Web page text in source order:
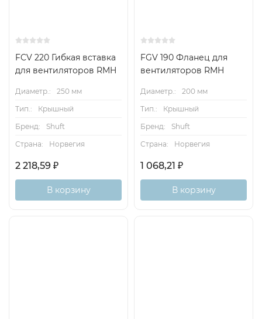
FCV 220 Гибкая вставка
для вентиляторов RMH
Диаметр.:
250 мм
Тип.:
Крышный
Бренд:
Shuft
Страна:
Норвегия
2 218,59 ₽
В корзину
FGV 190 Фланец для
вентиляторов RMH
Диаметр.:
200 мм
Тип.:
Крышный
Бренд:
Shuft
Страна:
Норвегия
1 068,21 ₽
В корзину